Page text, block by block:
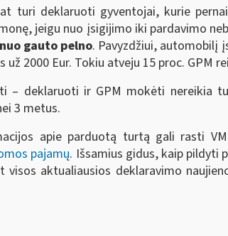
turi deklaruoti gyventojai, kurie
jeigu nuo įsigijimo iki pardavimo
nuo gauto pelno. Pavyzdžiui, automobilį
už 2000 Eur. Tokiu atveju 15 proc. GPM
– deklaruoti ir GPM mokėti nereikia
3 metus.
apie parduotą turtą gali rasti
pajamų. Išsamius gidus, kaip pildyti
visos aktualiausios deklaravimo